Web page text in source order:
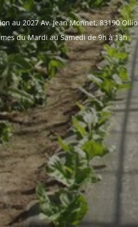
au2027 Av. Jean Monnet, 83190
du Mardi au Samedi de 9h à 13h